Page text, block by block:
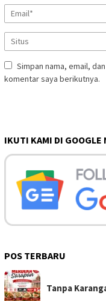
Simpan nama, email,
komentar saya berikutnya.
IKUTI KAMI DI GOOGLE
POS TERBARU
Tanpa